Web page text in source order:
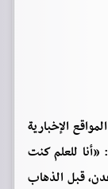
الإخبارية
للعلم كنت
في عدن، قبل الذهاب